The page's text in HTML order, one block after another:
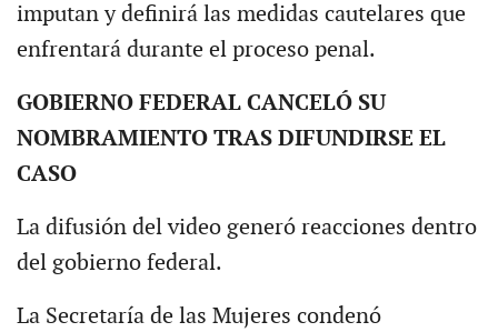
imputan y definirá las medidas cautelares que
enfrentará durante el proceso penal.
GOBIERNO FEDERAL CANCELÓ SU
NOMBRAMIENTO TRAS DIFUNDIRSE EL
CASO
La difusión del video generó reacciones dentro
del gobierno federal.
La Secretaría de las Mujeres condenó